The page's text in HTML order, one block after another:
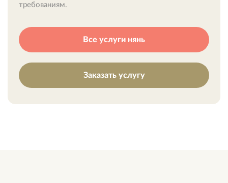
требованиям.
Все услуги нянь
Заказать услугу